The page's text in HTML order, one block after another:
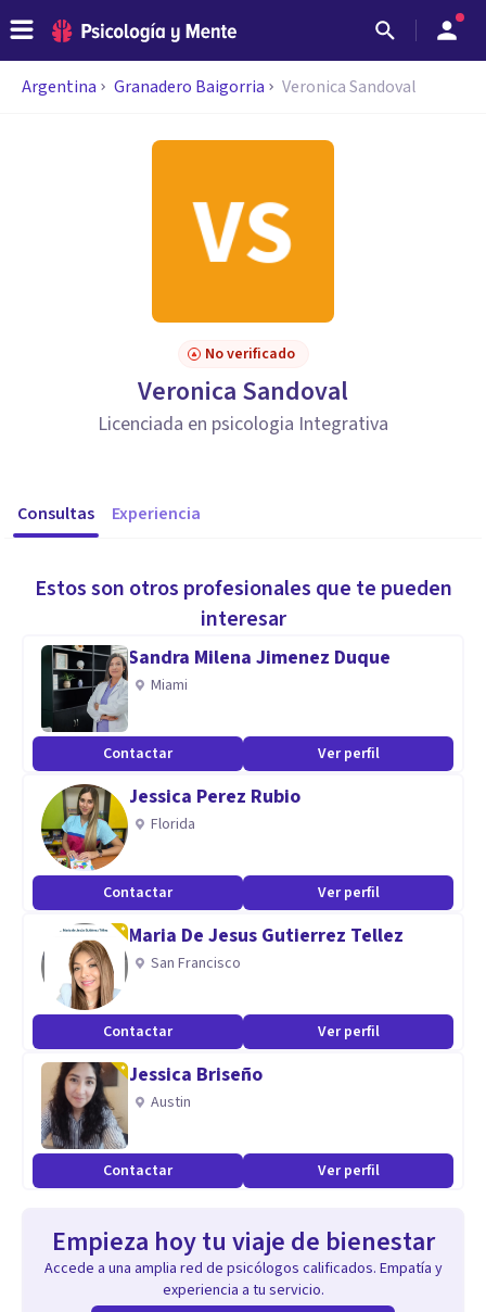
Argentina Granadero Baigorria Veronica Sandoval
No verificado
Veronica Sandoval
Licenciada en psicologia Integrativa
Consultas Experiencia
Estos son otros profesionales que te pueden
interesar
Sandra Milena Jimenez Duque
Miami
Contactar Ver perfil
Jessica Perez Rubio
Florida
Contactar Ver perfil
Maria De Jesus Gutierrez Tellez
San Francisco
Contactar Ver perfil
Jessica Briseño
Austin
Contactar Ver perfil
Empieza hoy tu viaje de bienestar
Accede a una amplia red de psicólogos calificados. Empatía y
experiencia a tu servicio.